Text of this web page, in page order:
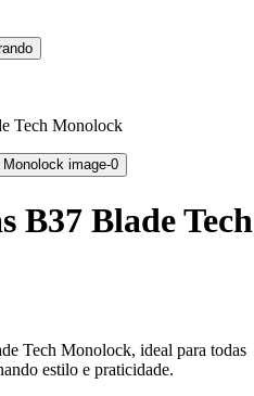
Tech Monolock
B37 Blade Tech
Tech Monolock, ideal para todas
estilo e praticidade.